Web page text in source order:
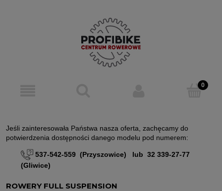
Jeśli zainteresowała Państwa nasza oferta, zachęcamy do
potwierdzenia dostępności danego modelu pod numerem:
537-542-559 (Przyszowice) lub 32 339-27-77
(Gliwice)
ROWERY FULL SUSPENSION